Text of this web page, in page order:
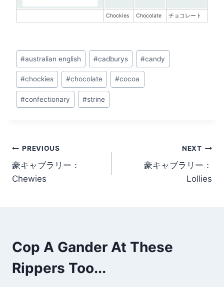
Chockies Chocolate チョコレート
Post Tags:
#australian english #cadburys #candy
#chockies #chocolate #cocoa
#confectionary #strine
Post navigation
PREVIOUS
豪キャブラリー：
Chewies
NEXT
豪キャブラリー：
Lollies
Cop A Gander At These
Rippers Too...